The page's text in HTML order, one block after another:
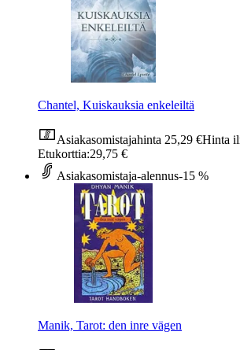
Chantel, Kuiskauksia enkeleiltä
Asiakasomistajahinta 25,29 €Hinta
Etukorttia:29,75 €
Asiakasomistaja-alennus-15 %
Manik, Tarot: den inre vägen